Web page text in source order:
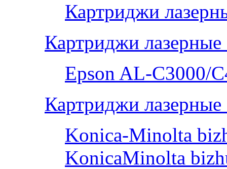
Картриджи
Картриджи лазерные
Epson AL-С3000/
Картриджи
Konica-Minolta
KonicaMinolta